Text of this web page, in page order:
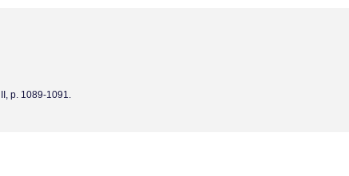
II, p. 1089-1091.